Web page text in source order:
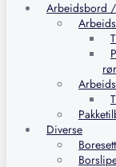
Arbeidsbord
Diverse